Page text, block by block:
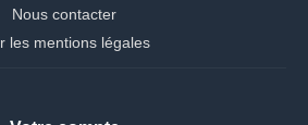
Nous contacter
les mentions légales